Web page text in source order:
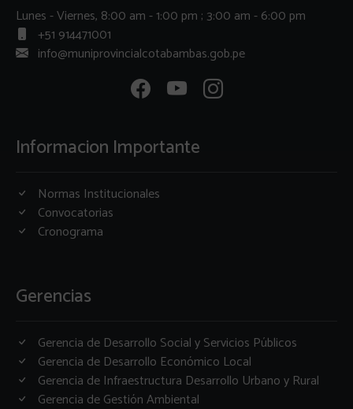
Lunes - Viernes, 8:00 am - 1:00 pm ; 3:00 am - 6:00 pm
+51 914471001
info@muniprovincialcotabambas.gob.pe
Informacion Importante
Normas Institucionales
Convocatorias
Cronograma
Gerencias
Gerencia de Desarrollo Social y Servicios Públicos
Gerencia de Desarrollo Económico Local
Gerencia de Infraestructura Desarrollo Urbano y Rural
Gerencia de Gestión Ambiental